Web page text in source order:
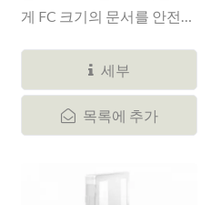
게 FC 크기의 문서를 안전하
세부
목록에 추가